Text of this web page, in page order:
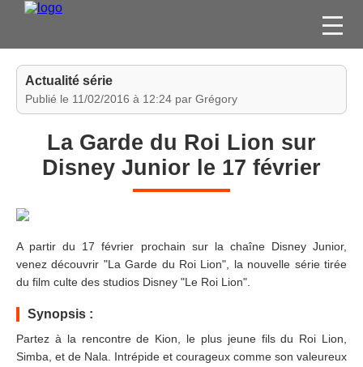
FILMS
JEUX VIDÉO
CONCOURS
ESPACE
MEMBRE
Actualité série
Publié le 11/02/2016 à 12:24 par Grégory
La Garde du Roi Lion sur
Disney Junior le 17 février
A partir du 17 février prochain sur la chaîne Disney Junior,
venez découvrir "La Garde du Roi Lion", la nouvelle série tirée
du film culte des studios Disney "Le Roi Lion".
Synopsis :
Partez à la rencontre de Kion, le plus jeune fils du Roi Lion,
Simba, et de Nala. Intrépide et courageux comme son valeureux